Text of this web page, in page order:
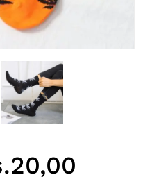
20,00